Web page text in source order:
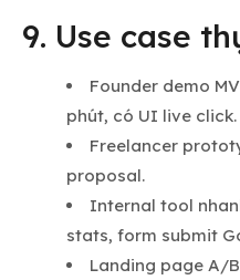
9. Use case
Founder demo
phút, có UI live click.
Freelancer
proposal.
Internal tool
stats, form submit
Landing page A/